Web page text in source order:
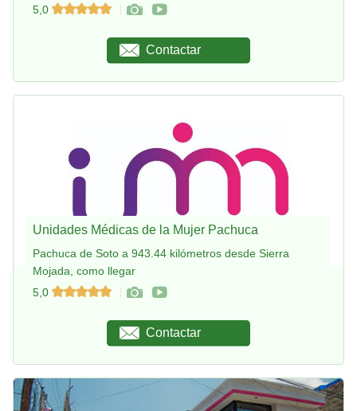
5,0
Contactar
Unidades Médicas de la Mujer Pachuca
Pachuca de Soto a 943.44 kilómetros desde Sierra
Mojada, como llegar
5,0
Contactar